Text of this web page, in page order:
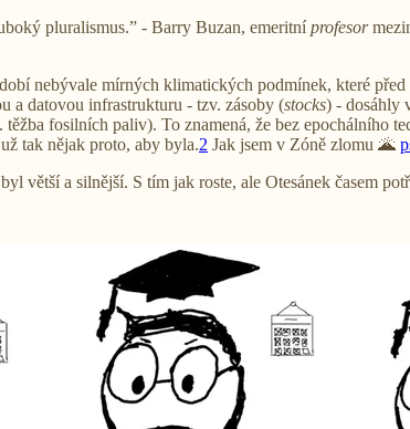
pluralismus.” - Barry Buzan, emeritníprofesor
nebývale mírných klimatických podmínek, které
a datovou infrastrukturu - tzv. zásoby (stocks) - dosáhly
fosilních paliv). To znamená, že bez epochálního
tak nějak proto, aby byla.2 Jak jsem v Zóně zlomu 🌋
větší a silnější. S tím jak roste, ale Otesánek časem